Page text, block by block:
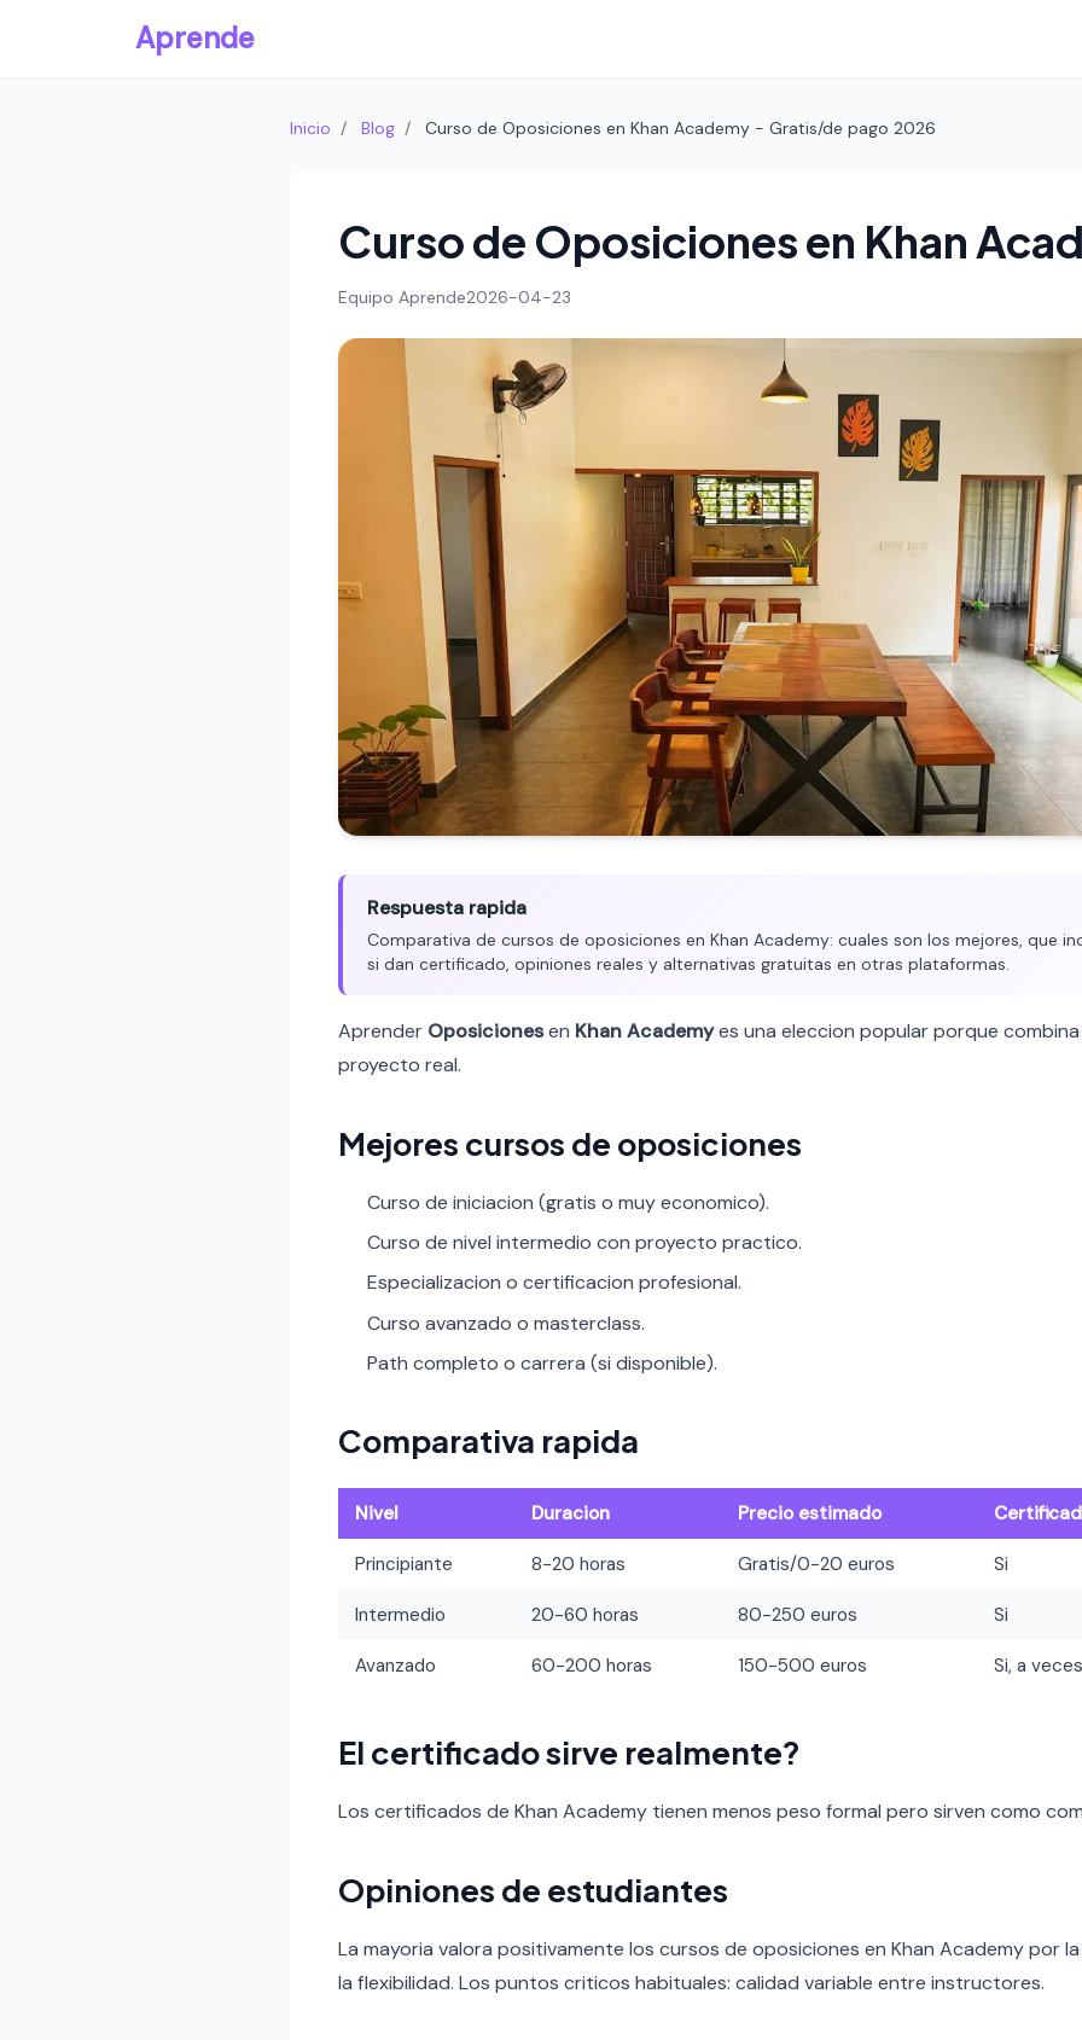
Aprende
Inicio / Blog / Curso de Oposiciones en Khan Academy - Gratis/de pago 2026
Curso de Oposiciones en Khan
Equipo Aprende2026-04-23
Respuesta rapida
Comparativa de cursos de oposiciones en Khan Academy: cuales son los mejores, que
si dan certificado, opiniones reales y alternativas gratuitas en otras plataformas.
Aprender Oposicionesen Khan Academyes una eleccion popular porque
proyecto real.
Mejores cursos de oposiciones
Curso de iniciacion (gratis o muy economico).
Curso de nivel intermedio con proyecto practico.
Especializacion o certificacion profesional.
Curso avanzado o masterclass.
Path completo o carrera (si disponible).
Comparativa rapida
Nivel Duracion Precio estimado
Principiante 8-20 horas Gratis/0-20 euros Si
Intermedio 20-60 horas 80-250 euros Si
Avanzado 60-200 horas 150-500 euros Si, a
El certificado sirve realmente?
Los certificados de Khan Academy tienen menos peso formal pero sirven como
Opiniones de estudiantes
La mayoria valora positivamente los cursos de oposiciones en Khan Academy por
la flexibilidad. Los puntos criticos habituales: calidad variable entre instructores.